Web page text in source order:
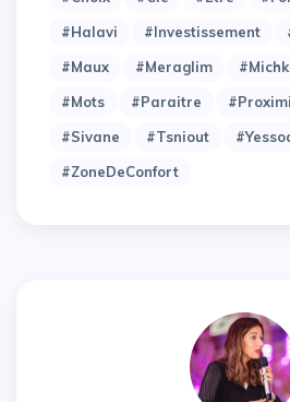
#halavi
#investissement
#maux
#meraglim
#mots
#paraitre
#sivane
#tsniout
#zoneDeConfort